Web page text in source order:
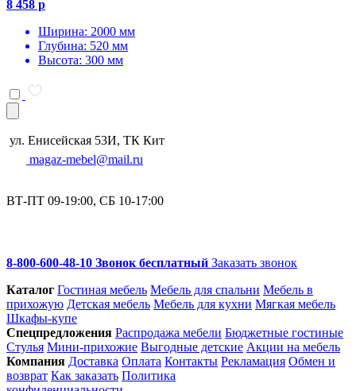
8 458 р
Ширина: 2000 мм
Глубина: 520 мм
Высота: 300 мм
ул. Енисейская 53И, ТК Кит
magaz-mebel@mail.ru
ВТ-ПТ 09-19:00, СБ 10-17:00
8-800-600-48-10 Звонок бесплатный Заказать звонок
Каталог Гостиная мебель Мебель для спальни Мебель в
прихожую Детская мебель Мебель для кухни Мягкая мебель
Шкафы-купе
Спец­предложения Распродажа мебели Бюджетные гостиные
Стулья Мини-прихожие Выгодные детские Акции на мебель
Компания Доставка Оплата Контакты Рекламация Обмен и
возврат Как заказать Политика